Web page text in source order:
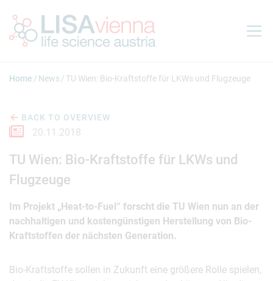
Home News TU Wien: Bio-Kraftstoffe für LKWs und Flugzeuge
BACK TO OVERVIEW
20.11.2018
TU Wien: Bio-Kraftstoffe für LKWs und
Flugzeuge
Im Projekt „Heat-to-Fuel“ forscht die TU Wien nun an der
nachhaltigen und kostengünstigen Herstellung von Bio-
Kraftstoffen der nächsten Generation.
Bio-Kraftstoffe sollen in Zukunft eine größere Rolle spielen,